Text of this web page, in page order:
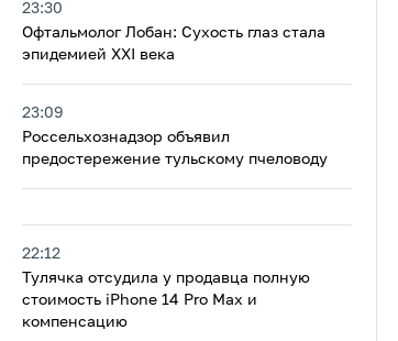
23:30
Офтальмолог Лобан: Сухость глаз стала
эпидемией XXI века
23:09
Россельхознадзор объявил
предостережение тульскому пчеловоду
22:12
Тулячка отсудила у продавца полную
стоимость iPhone 14 Pro Max и
компенсацию